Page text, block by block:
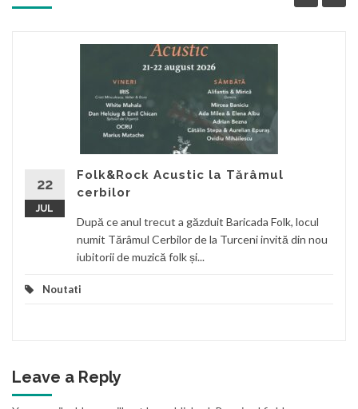
22
JUL
Folk&Rock Acustic la Tărâmul
cerbilor
După ce anul trecut a găzduit Baricada Folk, locul
numit Tărâmul Cerbilor de la Turceni invită din nou
iubitorii de muzică folk și...
Noutati
Leave a Reply